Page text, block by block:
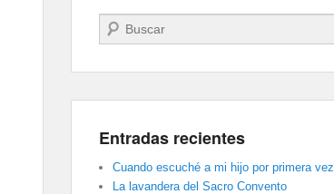
Buscar
Entradas recientes
Cuando escuché a mi hijo por primera vez
La lavandera del Sacro Convento